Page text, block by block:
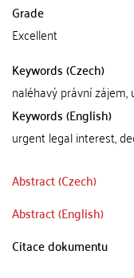
Grade
Excellent
Keywords (Czech)
naléhavý právní zájem,
Keywords (English)
urgent legal interest,
Abstract (Czech)
Abstract (English)
Citace dokumentu